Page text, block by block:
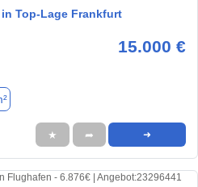
Top-Lage Frankfurt
15.000 €
★ ➦ ➜